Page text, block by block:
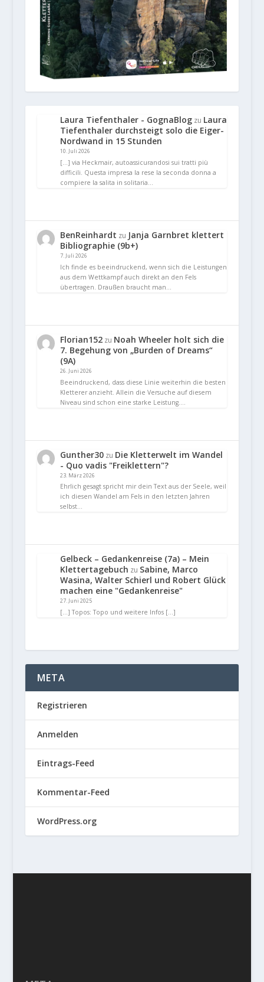
Laura Tiefenthaler - GognaBlogzu Laura
Tiefenthaler durchsteigt solo die Eiger-
Nordwand in 15 Stunden
10. Juli 2026
[…] via Heckmair, autoassicurandosi sui tratti più
difficili. Questa impresa la rese la seconda donna a
compiere la salita in solitaria…
BenReinhardt zu Janja Garnbret klettert
Bibliographie (9b+)
7. Juli 2026
Ich finde es beeindruckend, wenn sich die Leistungen
aus dem Wettkampf auch direkt an den Fels
übertragen. Draußen braucht man…
Florian152zu Noah Wheeler holt sich die
7. Begehung von „Burden of Dreams“
(9A)
26. Juni 2026
Beeindruckend, dass diese Linie weiterhin die besten
Kletterer anzieht. Allein die Versuche auf diesem
Niveau sind schon eine starke Leistung.…
Gunther30zu Die Kletterwelt im Wandel
- Quo vadis "Freiklettern"?
23. März 2026
Ehrlich gesagt spricht mir dein Text aus der Seele, weil
ich diesen Wandel am Fels in den letzten Jahren
selbst…
Gelbeck – Gedankenreise (7a) – Mein
Klettertagebuch zu Sabine, Marco
Wasina, Walter Schierl und Robert Glück
machen eine "Gedankenreise"
27. Juni 2025
[…] Topos: Topo und weitere Infos […]
META
Registrieren
Anmelden
Eintrags-Feed
Kommentar-Feed
WordPress.org